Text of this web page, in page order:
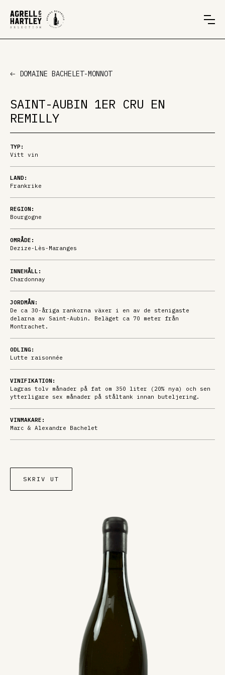
DOMAINE BACHELET-MONNOT
SAINT-AUBIN 1ER CRU EN
REMILLY
TYP:
Vitt vin
LAND:
Frankrike
REGION:
Bourgogne
OMRÅDE:
Dezize-Lès-Maranges
INNEHÅLL:
Chardonnay
JORDMÅN:
De ca 30-åriga rankorna växer i en av de stenigaste
delarna av Saint-Aubin. Beläget ca 70 meter från
Montrachet.
ODLING:
Lutte raisonnée
VINIFIKATION:
Lagras tolv månader på fat om 350 liter (20% nya) och sen
ytterligare sex månader på ståltank innan buteljering.
VINMAKARE:
Marc & Alexandre Bachelet
SKRIV UT